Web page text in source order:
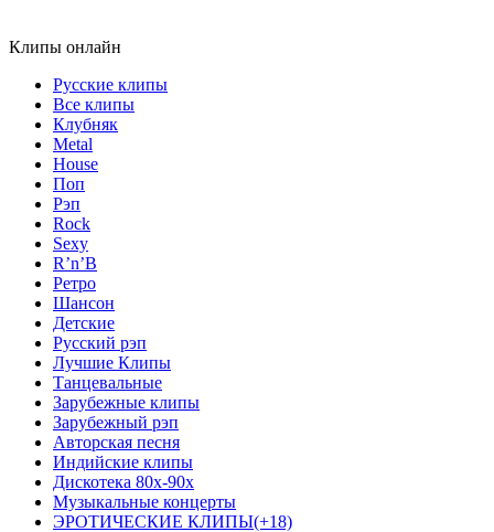
Клипы онлайн
Русские клипы
Все клипы
Клубняк
Metal
House
Поп
Рэп
Rock
Sexy
R’n’B
Ретро
Шансон
Детские
Русский рэп
Лучшие Клипы
Танцевальные
Зарубежные клипы
Зарубежный рэп
Авторская песня
Индийские клипы
Дискотека 80х-90х
Музыкальные концерты
ЭРОТИЧЕСКИЕ КЛИПЫ(+18)